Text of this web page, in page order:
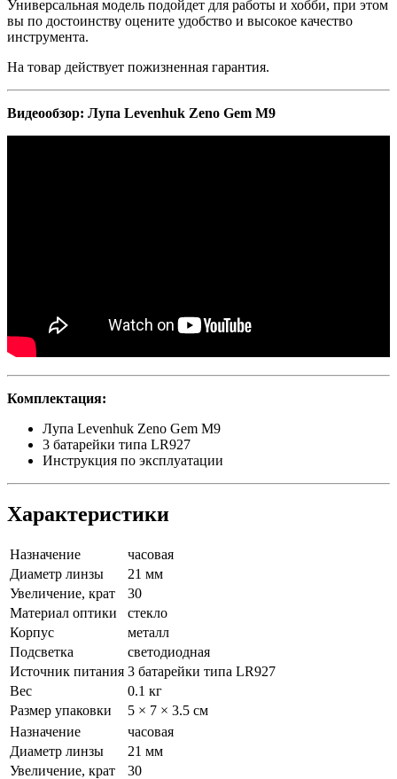
Универсальная модель подойдет для работы и хобби, при этом
вы по достоинству оцените удобство и высокое качество
инструмента.
На товар действует пожизненная гарантия.
Видеообзор: Лупа Levenhuk Zeno Gem M9
Комплектация:
Лупа Levenhuk Zeno Gem M9
3 батарейки типа LR927
Инструкция по эксплуатации
Характеристики
Назначение
часовая
Диаметр линзы
21 мм
Увеличение, крат
30
Материал оптики
стекло
Корпус
металл
Подсветка
светодиодная
Источник питания 3 батарейки типа LR927
Вес
0.1 кг
Размер упаковки
5 × 7 × 3.5 см
Назначение
часовая
Диаметр линзы
21 мм
Увеличение, крат
30